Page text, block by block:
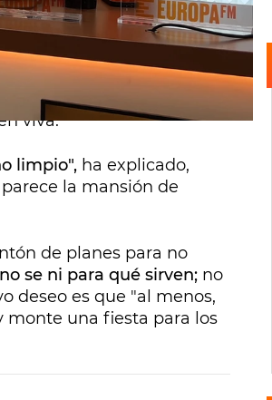
mi edificio,
, asegurando que la
de Juan Cuesta llevando
viva.
limpio", ha explicado,
la mansión de
de planes para no
se ni para qué sirven; no
deseo es que "al menos,
monte una fiesta para los